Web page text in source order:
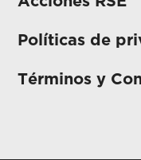
Políticas de
Términos y